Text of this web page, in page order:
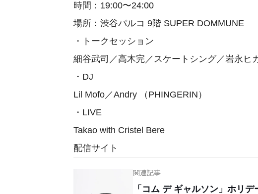
時間：19:00〜24:00
場所：渋谷パルコ 9階 SUPER DOMMUNE
・トークセッション
細谷武司／高木完／スケートシング／岩永ヒ
・DJ
Lil Mofo／Andry （PHINGERIN）
・LIVE
Takao with Cristel Bere
配信サイト
関連記事
「コム デ ギャルソン」ホリ